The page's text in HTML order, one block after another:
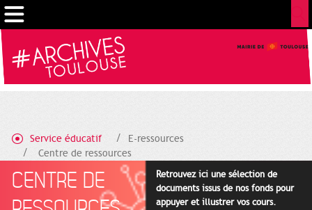
Service éducatif
E-ressources
Centre de ressources
CENTRE DE
Retrouvez ici une sélection de
documents issus de nos fonds pour
appuyer et illustrer vos cours.
Cookies management panel